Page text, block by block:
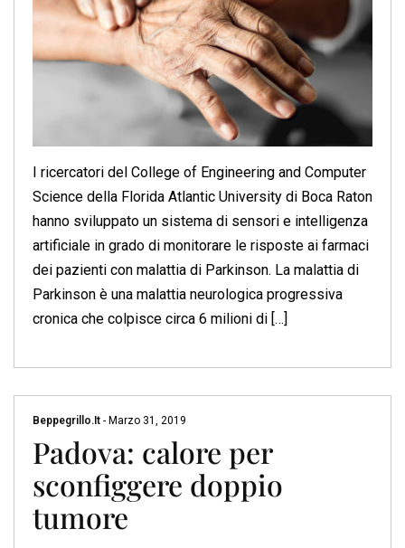
I ricercatori del College of Engineering and Computer
Science della Florida Atlantic University di Boca Raton
hanno sviluppato un sistema di sensori e intelligenza
artificiale in grado di monitorare le risposte ai farmaci
dei pazienti con malattia di Parkinson. La malattia di
Parkinson è una malattia neurologica progressiva
cronica che colpisce circa 6 milioni di […]
Beppegrillo.it - Marzo 31, 2019
Padova: calore per
sconfiggere doppio
tumore